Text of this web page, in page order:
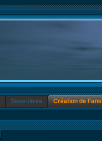
Sous-titres Création de Fans